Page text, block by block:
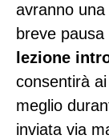
avranno
breve
lezione
consentirà
meglio
inviata via